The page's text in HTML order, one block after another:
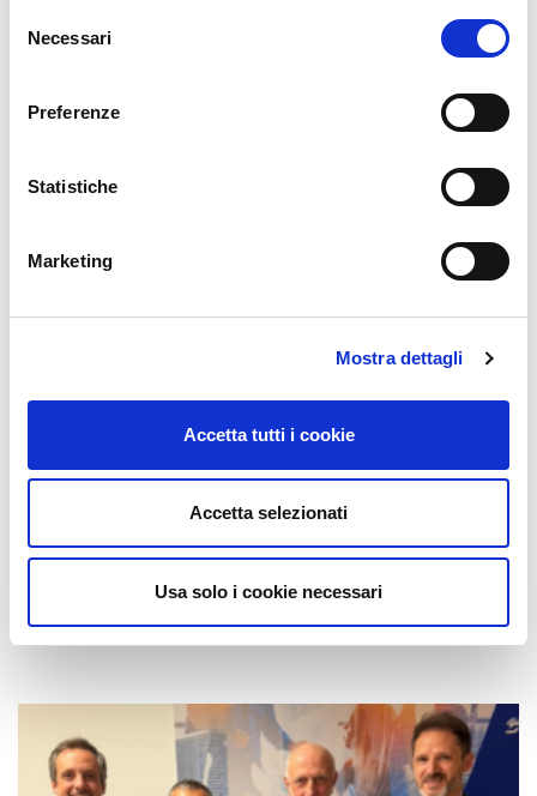
delNecessari
Preferenze
Statistiche
Marketing
Mostra dettagli
Accetta tutti i cookie
Accetta selezionati
Usa solo i cookie necessari
SOLUTIONS
STT è orgogliosa di annunciare il rinnovo della
partnership Corporate con Motorola Solutions –